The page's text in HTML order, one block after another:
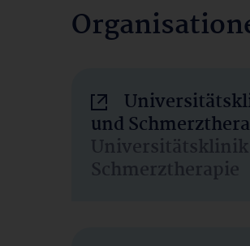
und
Schmerztherapie